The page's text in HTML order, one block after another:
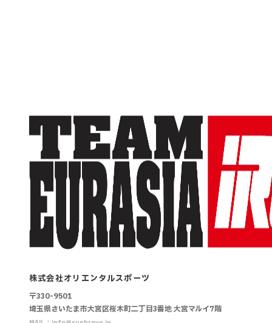
株式会社オリエンタルスポーツ
〒330-9501
埼玉県さいたま市大宮区桜木町二丁目3番地大宮マルイ7階